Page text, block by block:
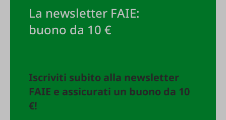
La newsletter FAIE:
buono da 10 €
Iscriviti subito alla newsletter
FAIE e assicurati un buono da 10
€!